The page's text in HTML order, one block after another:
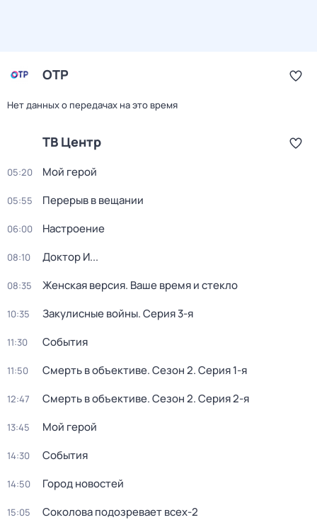
ОТР
Нет данных о передачах на это время
ТВ Центр
05:20 Мой герой
05:55 Перерыв в вещании
06:00 Настроение
08:10 Доктор И...
08:35 Женская версия. Ваше время и стекло
10:35 Закулисные войны. Серия 3-я
11:30 События
11:50 Смерть в объективе. Сезон 2. Серия 1-я
12:47 Смерть в объективе. Сезон 2. Серия 2-я
13:45 Мой герой
14:30 События
14:50 Город новостей
15:05 Соколова подозревает всех-2